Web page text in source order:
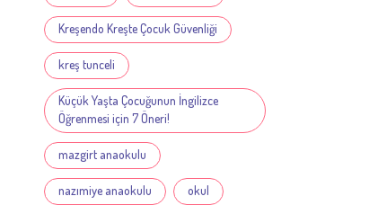
Kreşendo Kreşte Çocuk Güvenliği
kreş tunceli
Küçük Yaşta Çocuğunun İngilizce
Öğrenmesi için 7 Öneri!
mazgirt anaokulu
nazımiye anaokulu okul